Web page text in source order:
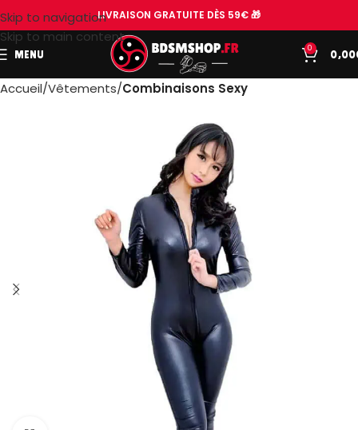
Skip to navigation
Skip to main content
LIVRAISON GRATUITE DÈS 59€ 🎁
MENU
0
0,00
Accueil Vêtements Combinaisons Sexy